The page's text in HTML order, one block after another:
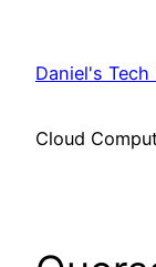
content
Daniel's Tech
Cloud